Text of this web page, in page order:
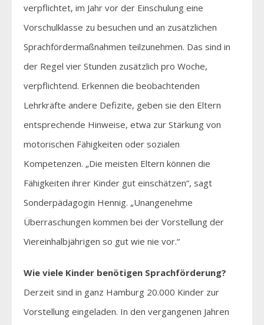
verpflichtet, im Jahr vor der Einschulung eine
Vorschulklasse zu besuchen und an zusätzlichen
Sprachfördermaßnahmen teilzunehmen. Das sind in
der Regel vier Stunden zusätzlich pro Woche,
verpflichtend. Erkennen die beobachtenden
Lehrkräfte andere Defizite, geben sie den Eltern
entsprechende Hinweise, etwa zur Stärkung von
motorischen Fähigkeiten oder sozialen
Kompetenzen. „Die meisten Eltern können die
Fähigkeiten ihrer Kinder gut einschätzen“, sagt
Sonderpädagogin Hennig. „Unangenehme
Überraschungen kommen bei der Vorstellung der
Viereinhalbjährigen so gut wie nie vor.“
Wie viele Kinder benötigen Sprachförderung?
Derzeit sind in ganz Hamburg 20.000 Kinder zur
Vorstellung eingeladen. In den vergangenen Jahren